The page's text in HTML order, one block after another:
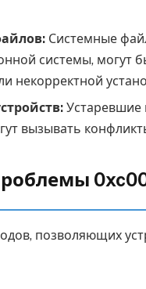
Системные
системы, могут
некорректной
Устаревшие
вызывать
позволяющих